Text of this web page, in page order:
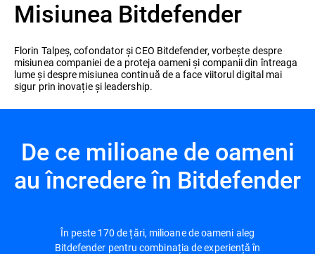
Misiunea Bitdefender
Florin Talpeș, cofondator și CEO Bitdefender, vorbește despre
misiunea companiei de a proteja oameni și companii din întreaga
lume și despre misiunea continuă de a face viitorul digital mai
sigur prin inovație și leadership.
De ce milioane de oameni
au încredere în Bitdefender
În peste 170 de țări, milioane de oameni aleg
Bitdefender pentru combinația de experiență în